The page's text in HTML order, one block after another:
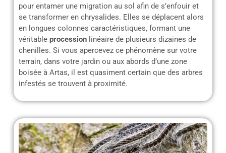
pour entamer une migration au sol afin de s’enfouir et
se transformer en chrysalides. Elles se déplacent alors
en longues colonnes caractéristiques, formant une
véritable procession linéaire de plusieurs dizaines de
chenilles. Si vous apercevez ce phénomène sur votre
terrain, dans votre jardin ou aux abords d’une zone
boisée à Artas, il est quasiment certain que des arbres
infestés se trouvent à proximité.